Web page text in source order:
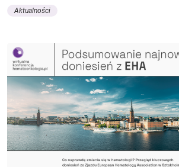
Aktualności